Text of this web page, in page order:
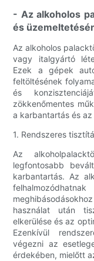
- Az alkoholos
és
Az alkoholos
vagy italgyártó
Ezek a gépek
feltöltésének
és
zökkenőmentes
a karbantartás és
1. Rendszeres
Az
legfontosabb
karbantartás. Az
használat után
elkerülése és az
Ezenkívül
végezni az
érdekében, mielőtt